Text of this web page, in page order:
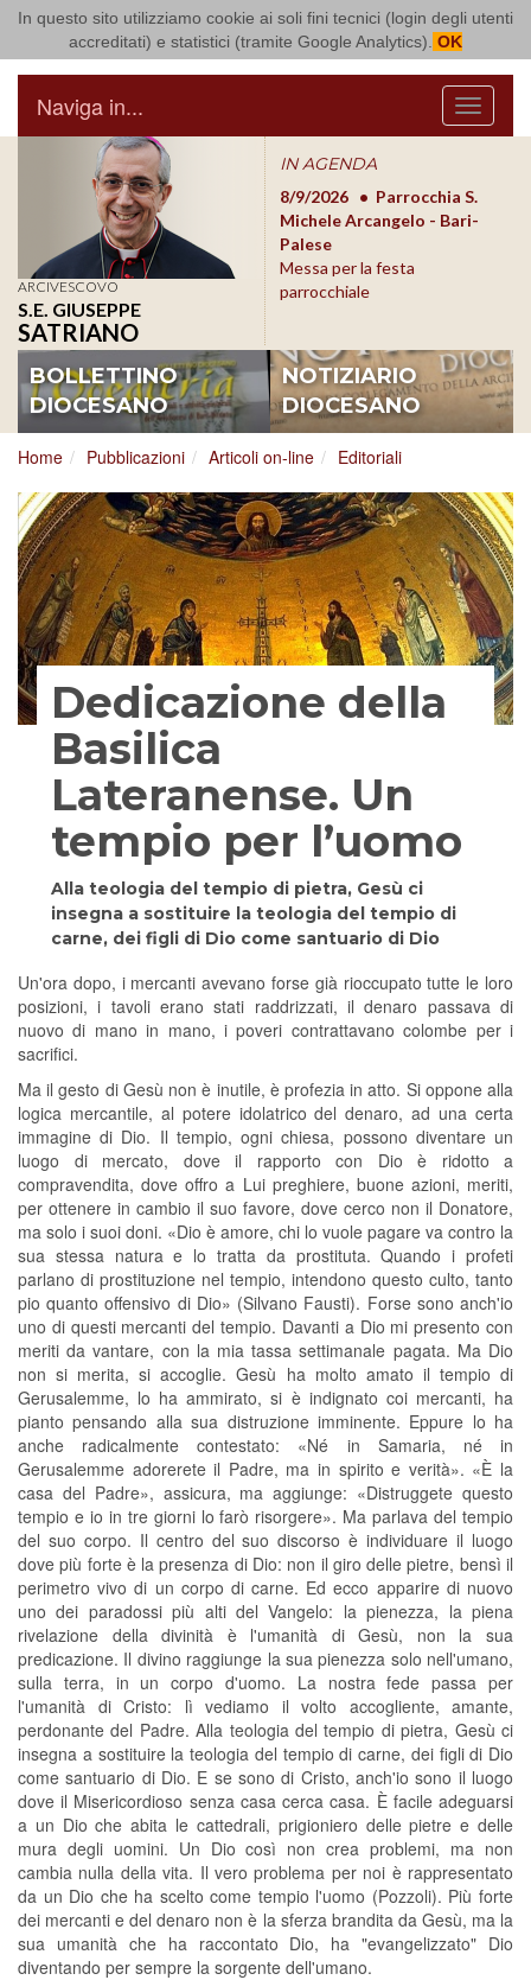
In questo sito utilizziamo cookie ai soli fini tecnici (login degli utenti
accreditati) e statistici (tramite Google Analytics). OK
Arcidiocesi di Bari Bitonto
Menu
Naviga in...
ARCIVESCOVO
S.E. GIUSEPPE
SATRIANO
IN AGENDA
8/17/2026
Conversano
Conferenza Episcopale
Pugliese
8/9/2026
Parrocchia S.
Michele Arcangelo - Bari-
Palese
Messa per la festa
parrocchiale
BOLLETTINO
DIOCESANO
NOTIZIARIO
DIOCESANO
Home Pubblicazioni Articoli on-line Editoriali
Dedicazione della
Basilica
Lateranense. Un
tempio per l’uomo
Alla teologia del tempio di pietra, Gesù ci
insegna a sostituire la teologia del tempio di
carne, dei figli di Dio come santuario di Dio
Un'ora dopo, i mercanti avevano forse già rioccupato tutte le loro
posizioni, i tavoli erano stati raddrizzati, il denaro passava di
nuovo di mano in mano, i poveri contrattavano colombe per i
sacrifici.
Ma il gesto di Gesù non è inutile, è profezia in atto. Si oppone alla
logica mercantile, al potere idolatrico del denaro, ad una certa
immagine di Dio. Il tempio, ogni chiesa, possono diventare un
luogo di mercato, dove il rapporto con Dio è ridotto a
compravendita, dove offro a Lui preghiere, buone azioni, meriti,
per ottenere in cambio il suo favore, dove cerco non il Donatore,
ma solo i suoi doni. «Dio è amore, chi lo vuole pagare va contro la
sua stessa natura e lo tratta da prostituta. Quando i profeti
parlano di prostituzione nel tempio, intendono questo culto, tanto
pio quanto offensivo di Dio» (Silvano Fausti). Forse sono anch'io
uno di questi mercanti del tempio. Davanti a Dio mi presento con
meriti da vantare, con la mia tassa settimanale pagata. Ma Dio
non si merita, si accoglie. Gesù ha molto amato il tempio di
Gerusalemme, lo ha ammirato, si è indignato coi mercanti, ha
pianto pensando alla sua distruzione imminente. Eppure lo ha
anche radicalmente contestato: «Né in Samaria, né in
Gerusalemme adorerete il Padre, ma in spirito e verità». «È la
casa del Padre», assicura, ma aggiunge: «Distruggete questo
tempio e io in tre giorni lo farò risorgere». Ma parlava del tempio
del suo corpo. Il centro del suo discorso è individuare il luogo
dove più forte è la presenza di Dio: non il giro delle pietre, bensì il
perimetro vivo di un corpo di carne. Ed ecco apparire di nuovo
uno dei paradossi più alti del Vangelo: la pienezza, la piena
rivelazione della divinità è l'umanità di Gesù, non la sua
predicazione. Il divino raggiunge la sua pienezza solo nell'umano,
sulla terra, in un corpo d'uomo. La nostra fede passa per
l'umanità di Cristo: lì vediamo il volto accogliente, amante,
perdonante del Padre. Alla teologia del tempio di pietra, Gesù ci
insegna a sostituire la teologia del tempio di carne, dei figli di Dio
come santuario di Dio. E se sono di Cristo, anch'io sono il luogo
dove il Misericordioso senza casa cerca casa. È facile adeguarsi
a un Dio che abita le cattedrali, prigioniero delle pietre e delle
mura degli uomini. Un Dio così non crea problemi, ma non
cambia nulla della vita. Il vero problema per noi è rappresentato
da un Dio che ha scelto come tempio l'uomo (Pozzoli). Più forte
dei mercanti e del denaro non è la sferza brandita da Gesù, ma la
sua umanità che ha raccontato Dio, ha "evangelizzato" Dio
diventando per sempre la sorgente dell'umano.